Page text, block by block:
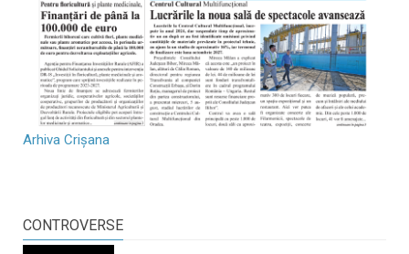
Arhiva Crișana
CONTROVERSE